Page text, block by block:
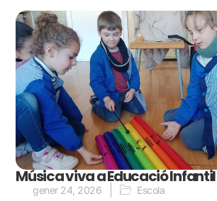
Música viva a Educació Infantil
gener 24, 2026 Escola